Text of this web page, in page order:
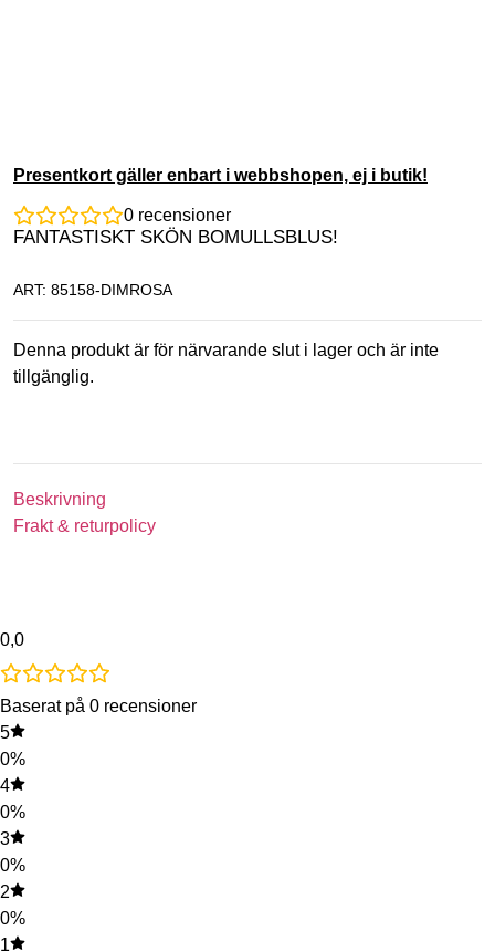
Presentkort gäller enbart i webbshopen, ej i butik!
0 recensioner
FANTASTISKT SKÖN BOMULLSBLUS!
ART: 85158-DIMROSA
Denna produkt är för närvarande slut i lager och är inte
tillgänglig.
Beskrivning
Frakt & returpolicy
0,0
Baserat på 0 recensioner
5
0%
4
0%
3
0%
2
0%
1